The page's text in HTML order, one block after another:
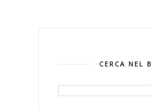
CERCA NEL